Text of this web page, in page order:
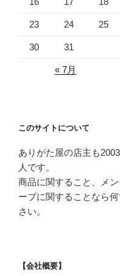
23 24 25
30 31
« 7月
このサイトについて
ありがた屋の店主も
人です。
商品に関すること、メ
ーブに関することなら
さい。
【会社概要】